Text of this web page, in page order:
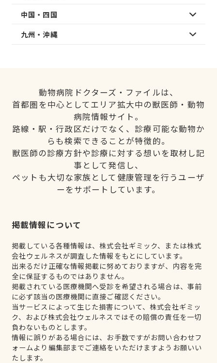
中国・四国
九州・沖縄
動物病院ドクターズ・ファイルは、
首都圏を中心としてエリア拡大中の獣医師・動物
病院情報サイト。
路線・駅・行政区だけでなく、診療可能な動物か
らも検索できることが特徴的。
獣医師の診療方針や診療に対する想いを取材し記
事として発信し、
ペットも大切な家族として健康管理を行うユーザ
ーをサポートしています。
掲載情報について
掲載している各種情報は、株式会社ギミック、または株式
会社ウェルネスが調査した情報をもとにしています。
出来るだけ正確な情報掲載に努めておりますが、内容を完
全に保証するものではありません。
掲載されている医療機関へ受診を希望される場合は、事前
に必ず該当の医療機関に直接ご確認ください。
当サービスによって生じた損害について、株式会社ギミッ
ク、および株式会社ウェルネスではその賠償の責任を一切
負わないものとします。
情報に誤りがある場合には、お手数ですがお問い合わせフ
ォームより編集部までご連絡をいただけますようお願いい
たします。